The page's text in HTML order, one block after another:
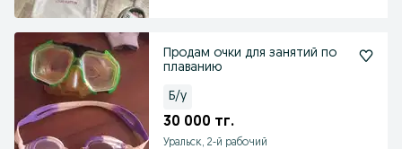
Продам очки для занятий по
плаванию
Б/у
30 000 тг.
Уральск, 2-й рабочий